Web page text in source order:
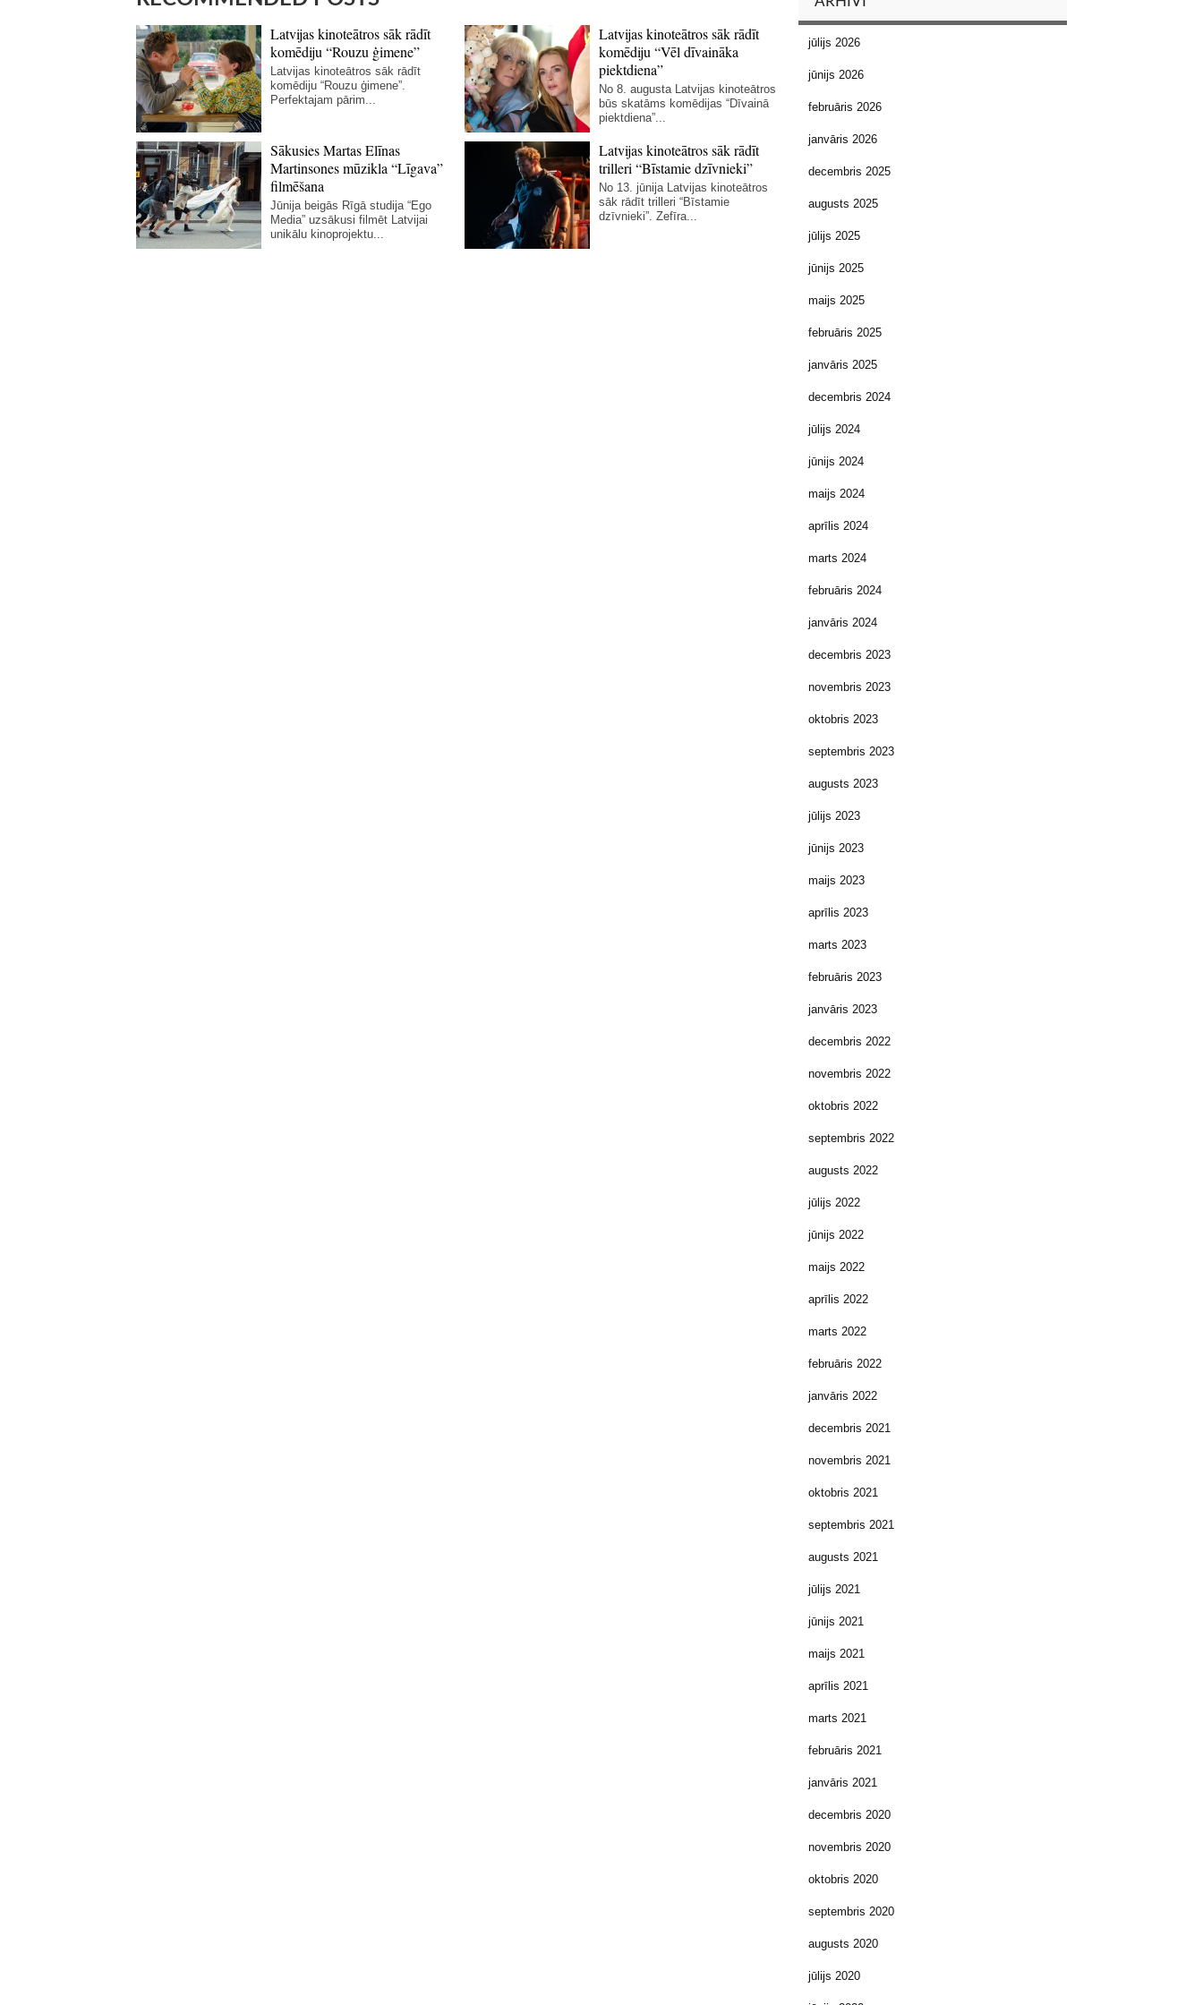
Latvijas kinoteātros sāk rādīt
komēdiju “Rouzu ģimene”
Latvijas kinoteātros sāk rādīt
komēdiju “Rouzu ģimene”.
Perfektajam pārim...
Latvijas kinoteātros sāk rādīt
komēdiju “Vēl dīvaināka
piektdiena”
No 8. augusta Latvijas kinoteātros
būs skatāms komēdijas “Dīvainā
piektdiena”...
Sākusies Martas Elīnas
Martinsones mūzikla “Līgava”
filmēšana
Jūnija beigās Rīgā studija “Ego
Media” uzsākusi filmēt Latvijai
unikālu kinoprojektu...
Latvijas kinoteātros sāk rādīt
trilleri “Bīstamie dzīvnieki”
No 13. jūnija Latvijas kinoteātros
sāk rādīt trilleri “Bīstamie
dzīvnieki”. Zefīra...
jūlijs 2026
jūnijs 2026
februāris 2026
janvāris 2026
decembris 2025
augusts 2025
jūlijs 2025
jūnijs 2025
maijs 2025
februāris 2025
janvāris 2025
decembris 2024
jūlijs 2024
jūnijs 2024
maijs 2024
aprīlis 2024
marts 2024
februāris 2024
janvāris 2024
decembris 2023
novembris 2023
oktobris 2023
septembris 2023
augusts 2023
jūlijs 2023
jūnijs 2023
maijs 2023
aprīlis 2023
marts 2023
februāris 2023
janvāris 2023
decembris 2022
novembris 2022
oktobris 2022
septembris 2022
augusts 2022
jūlijs 2022
jūnijs 2022
maijs 2022
aprīlis 2022
marts 2022
februāris 2022
janvāris 2022
decembris 2021
novembris 2021
oktobris 2021
septembris 2021
augusts 2021
jūlijs 2021
jūnijs 2021
maijs 2021
aprīlis 2021
marts 2021
februāris 2021
janvāris 2021
decembris 2020
novembris 2020
oktobris 2020
septembris 2020
augusts 2020
jūlijs 2020